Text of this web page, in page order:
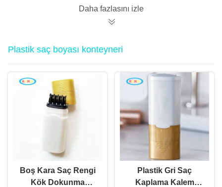
Daha fazlasını izle
Plastik saç boyası konteyneri
Boş Kara Saç Rengi
Kök Dokunma
Plastik Gri Saç
Kaplama Kalem